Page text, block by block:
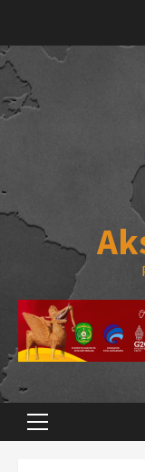
content
Primary